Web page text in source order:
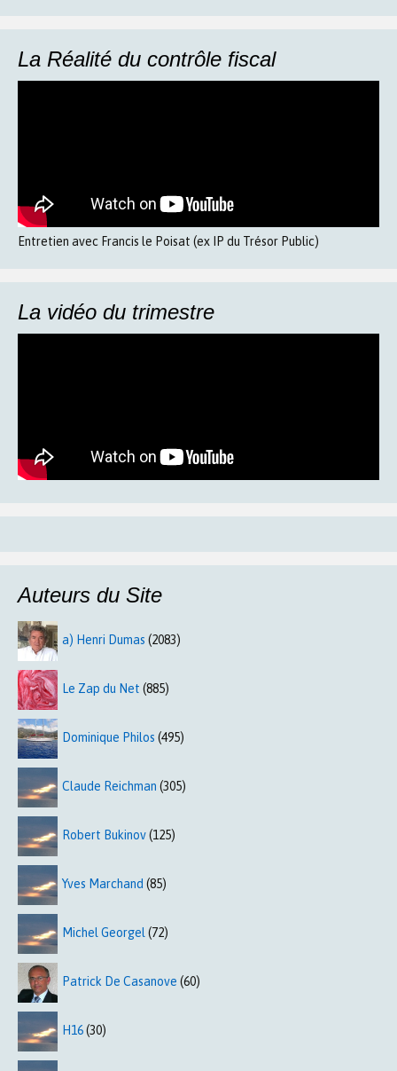
La Réalité du contrôle fiscal
Entretien avec Francis le Poisat (ex IP du Trésor Public)
La vidéo du trimestre
Auteurs du Site
a) Henri Dumas (2083)
Le Zap du Net (885)
Dominique Philos (495)
Claude Reichman (305)
Robert Bukinov(125)
Yves Marchand (85)
Michel Georgel (72)
Patrick De Casanove (60)
H16(30)